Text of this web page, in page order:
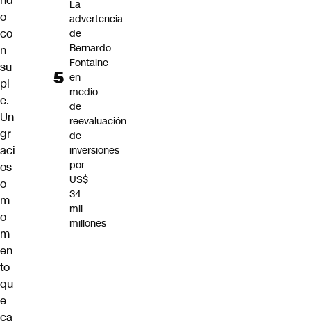
o
co
n
su
pi
e.
Un
gr
aci
os
o
m
o
m
en
to
qu
e
ca
La
advertencia
de
Bernardo
Fontaine
en
medio
de
reevaluación
de
inversiones
por
US$
34
mil
millones